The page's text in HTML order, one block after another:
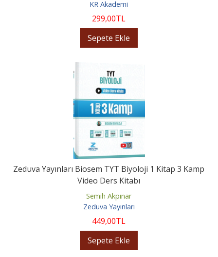
KR Akademi
299,00TL
Sepete Ekle
Zeduva Yayınları Biosem TYT Biyoloji 1 Kitap 3 Kamp
Video Ders Kitabı
Semih Akpınar
Zeduva Yayınları
449,00TL
Sepete Ekle